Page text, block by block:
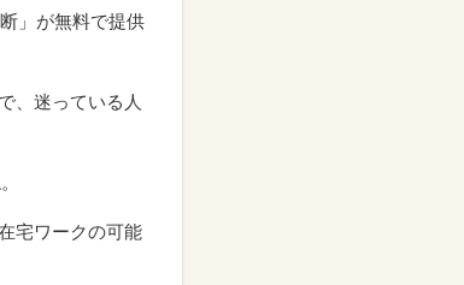
株式会社リモラボ